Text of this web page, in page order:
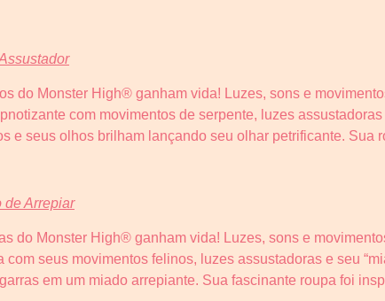
do Monster High® ganham vida! Luzes, sons e
com movimentos de serpente, luzes
e seus olhos brilham lançando seu olhar petrificante. Sua
de Arrepiar
do Monster High® ganham vida! Luzes, sons e
com seus movimentos felinos, luzes assustadoras e seu
em um miado arrepiante. Sua fascinante roupa foi